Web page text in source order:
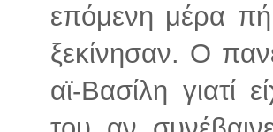
επόμενη μέρα
ξεκίνησαν. Ο
αϊ-Βασίλη γιατί